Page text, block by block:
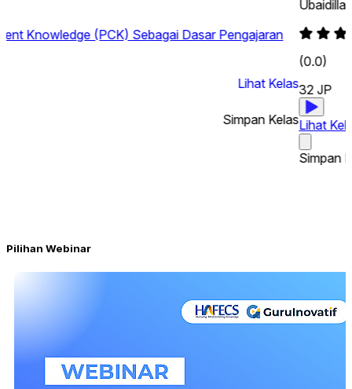
Pilihan Webinar